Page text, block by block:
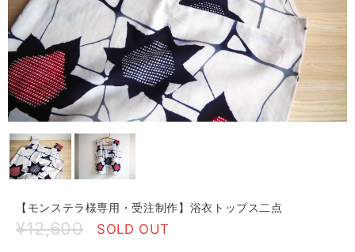
【モンステラ様専用・受注制作】浴衣トップス二点
¥12,600 SOLD OUT